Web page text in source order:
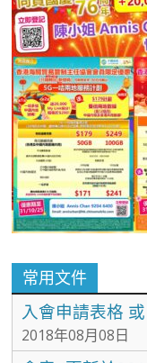
常用文件
入會申請表格
2018年08月08日